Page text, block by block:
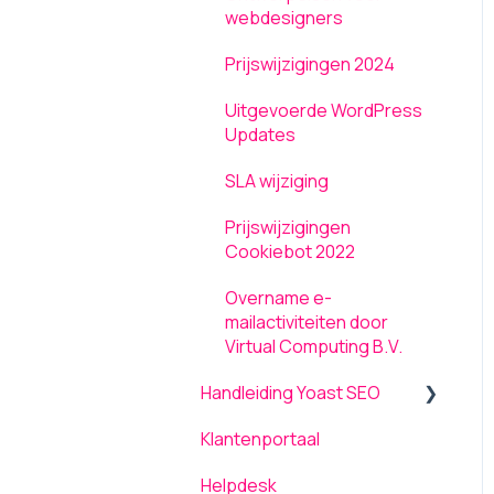
Strippenkaart
WordPress Updates
Overeenkomsten
webdesigners
Prijswijzigingen 2024
Uitgevoerde WordPress
Updates
SLA wijziging
Prijswijzigingen
Cookiebot 2022
Overname e-
mailactiviteiten door
Virtual Computing B.V.
Handleiding Yoast SEO
Dashboard
Focus keyphrase
Klantenportaal
Helpdesk